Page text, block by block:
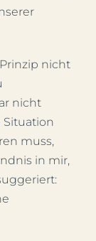
nicht
nicht
Situation
muss,
in mir,